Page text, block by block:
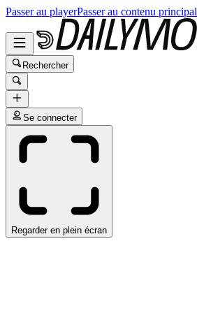
Passer au playerPasser au contenu principal
Rechercher
Se connecter
Regarder en plein écran